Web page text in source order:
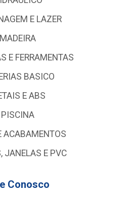
E LAZER
MADEIRA
E FERRAMENTAS
BASICO
E ABS
PISCINA
ACABAMENTOS
JANELAS E PVC
Conosco